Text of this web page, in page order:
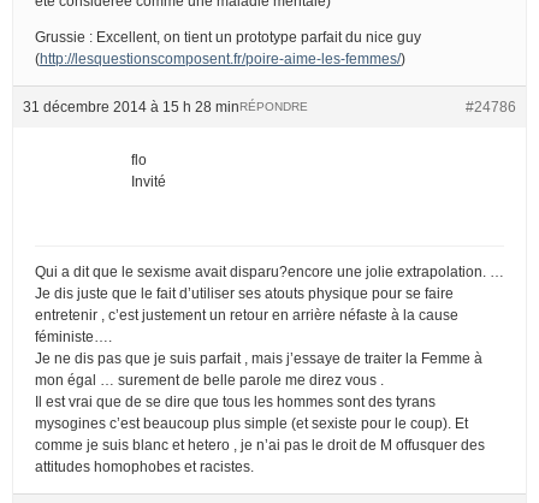
Grussie : Excellent, on tient un prototype parfait du nice guy
(http://lesquestionscomposent.fr/poire-aime-les-femmes/)
31 décembre 2014 à 15 h 28 min #24786
RÉPONDRE
flo
Invité
Qui a dit que le sexisme avait disparu?encore une jolie extrapolation. …
Je dis juste que le fait d’utiliser ses atouts physique pour se faire
entretenir , c’est justement un retour en arrière néfaste à la cause
féministe….
Je ne dis pas que je suis parfait , mais j’essaye de traiter la Femme à
mon égal … surement de belle parole me direz vous .
Il est vrai que de se dire que tous les hommes sont des tyrans
mysogines c’est beaucoup plus simple (et sexiste pour le coup). Et
comme je suis blanc et hetero , je n’ai pas le droit de M offusquer des
attitudes homophobes et racistes.